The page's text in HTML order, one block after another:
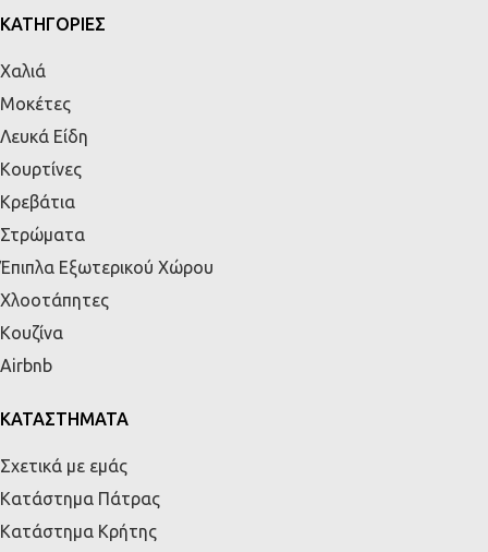
ΚΑΤΗΓΟΡΙΕΣ
Χαλιά
Μοκέτες
Λευκά Είδη
Κουρτίνες
Κρεβάτια
Στρώματα
Έπιπλα Εξωτερικού Χώρου
Χλοοτάπητες
Κουζίνα
Airbnb
ΚΑΤΑΣΤΗΜΑΤΑ
Σχετικά με εμάς
Κατάστημα Πάτρας
Κατάστημα Κρήτης